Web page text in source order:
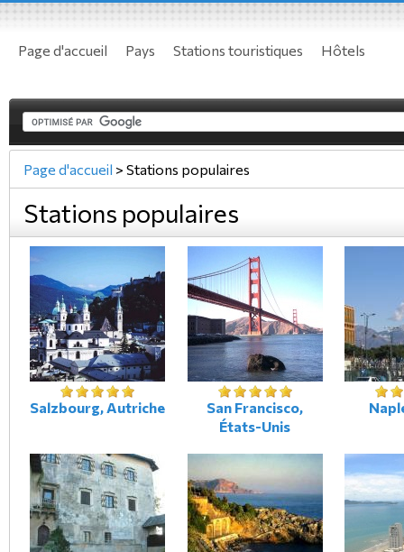
Page d'accueil Pays Stations touristiques Hôtels
Page d'accueil > Stations populaires
Stations populaires
Salzbourg, Autriche
San Francisco,
États-Unis